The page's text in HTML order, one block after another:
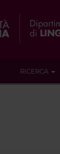
RICERCA